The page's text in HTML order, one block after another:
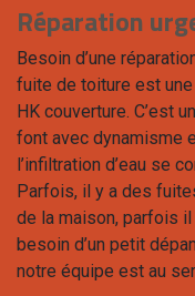
Réparation
Besoin d’une
fuite de toiture est
HK couverture. C’est
font avec dynamisme
l’infiltration d’eau se
Parfois, il y a des
de la maison, parfois
besoin d’un petit
notre équipe est au